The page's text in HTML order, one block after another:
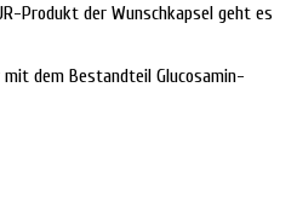
Produkt der Wunschkapsel geht es
dem Bestandteil Glucosamin-